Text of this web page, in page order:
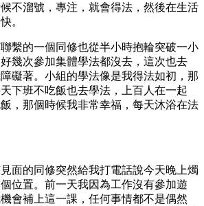
不溜號，專注，就會得法，然後在生活
。
繫的一個同修也從半小時抱輪突破一小
幾次參加集體學法都沒去，這次也去
礙著。小組的學法像是我得法如初，那
下班不吃飯也去學法，上百人在一起
，那個時候我非常幸福，每天沐浴在法
面的同修突然給我打電話說今天晚上燭
位置。前一天我因為工作沒有參加遊
會補上這一課，任何事情都不是偶然